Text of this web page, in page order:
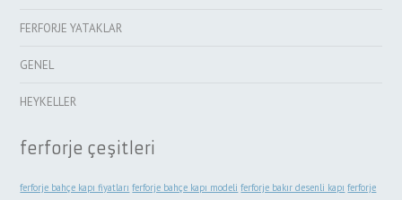
FERFORJE YATAKLAR
GENEL
HEYKELLER
ferforje çeşitleri
ferforje bahçe kapı fiyatları ferforje bahçe kapı modeli ferforje bakır desenli kapı ferforje